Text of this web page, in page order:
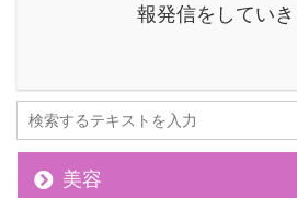
ィングまで、花嫁さんの報発信をしていき
美容